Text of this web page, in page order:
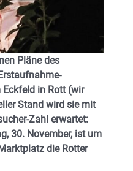
Pläne des
in Rott (wir
Stand wird sie mit
Zahl erwartet:
30. November, ist um
die Rotter